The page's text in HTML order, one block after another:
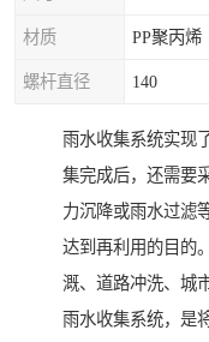
材质 PP聚丙烯
螺杆直径 140
雨水收集系统实现
集完成后，还需要
力沉降或雨水过滤
达到再利用的目的
溉、道路冲洗、城
雨水收集系统，是